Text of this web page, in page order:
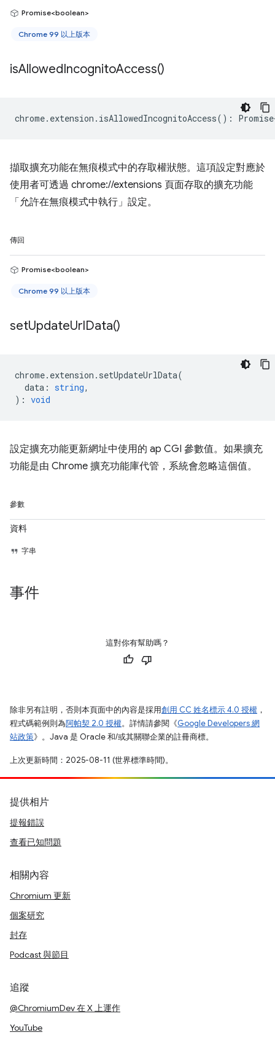
Promise<boolean>
Chrome 99 以上版本
isAllowedIncognitoAccess()
chrome. extension . isAllowedIncognitoAccess() :
擷取擴充功能在無痕模式中的存取權狀態。這項設定對應於
使用者可透過 chrome://extensions 頁面存取的擴充功能
「允許在無痕模式中執行」設定。
傳回
Promise<boolean>
Chrome 99 以上版本
setUpdateUrlData()
chrome. extension . setUpdateUrlData(
data : string,
) : void
設定擴充功能更新網址中使用的 ap CGI 參數值。如果擴充
功能是由 Chrome 擴充功能庫代管，系統會忽略這個值。
參數
資料
字串
事件
這對你有幫助嗎？
除非另有註明，否則本頁面中的內容是採用創用 CC 姓名標示 4.0 授權 ，
程式碼範例則為阿帕契 2.0 授權。詳情請參閱《Google Developers 網
站政策》。Java 是 Oracle 和/或其關聯企業的註冊商標。
上次更新時間：2025-08-11 (世界標準時間)。
提供相片
提報錯誤
查看已知問題
相關內容
Chromium 更新
個案研究
封存
Podcast 與節目
追蹤
@ChromiumDev 在 X 上運作
YouTube